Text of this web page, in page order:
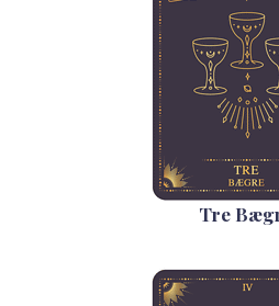
Tre